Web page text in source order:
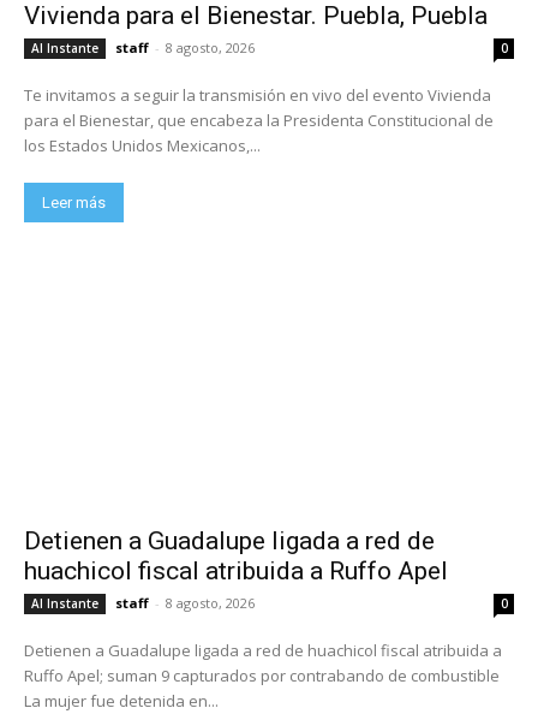
Vivienda para el Bienestar. Puebla, Puebla
Al Instante staff - 8 agosto, 2026 0
Te invitamos a seguir la transmisión en vivo del evento Vivienda
para el Bienestar, que encabeza la Presidenta Constitucional de
los Estados Unidos Mexicanos,...
Leer más
Detienen a Guadalupe ligada a red de
huachicol fiscal atribuida a Ruffo Apel
Al Instante staff - 8 agosto, 2026 0
Detienen a Guadalupe ligada a red de huachicol fiscal atribuida a
Ruffo Apel; suman 9 capturados por contrabando de combustible
La mujer fue detenida en...